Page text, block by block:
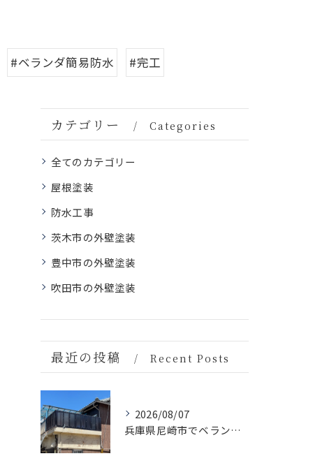
#ベランダ簡易防水 #完工
カテゴリー Categories
全てのカテゴリー
屋根塗装
防水工事
茨木市の外壁塗装
豊中市の外壁塗装
吹田市の外壁塗装
最近の投稿 Recent Posts
2026/08/07
兵庫県尼崎市でベランダリフォームを完工しました。